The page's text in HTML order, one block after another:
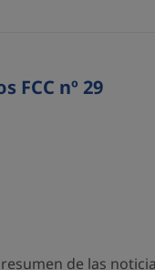
FCC nº 29
de las